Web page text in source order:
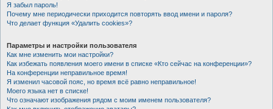
Я забыл пароль!
Почему мне периодически приходится повторять ввод имени и пароля?
Что делает функция «Удалить cookies»?
Параметры и настройки пользователя
Как мне изменить мои настройки?
Как избежать появления моего имени в списке «Кто сейчас на конференции»?
На конференции неправильное время!
Я изменил часовой пояс, но время всё равно неправильное!
Моего языка нет в списке!
Что означают изображения рядом с моим именем пользователя?